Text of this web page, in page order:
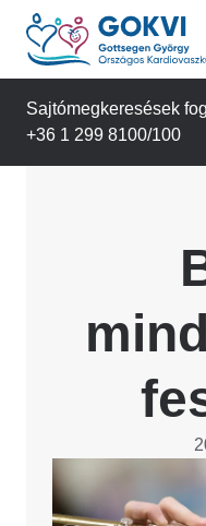
Ugrás
tartalomra
Sajtómegkeresések
+36 1 299 8100/100
Image